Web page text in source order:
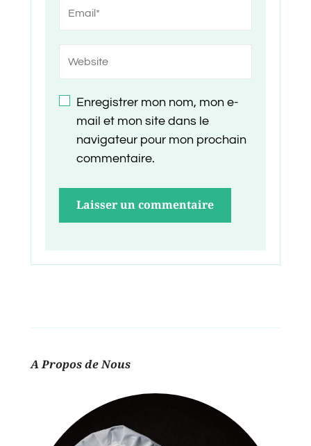
Enregistrer mon nom, mon e-
mail et mon site dans le
navigateur pour mon prochain
commentaire.
A Propos de Nous